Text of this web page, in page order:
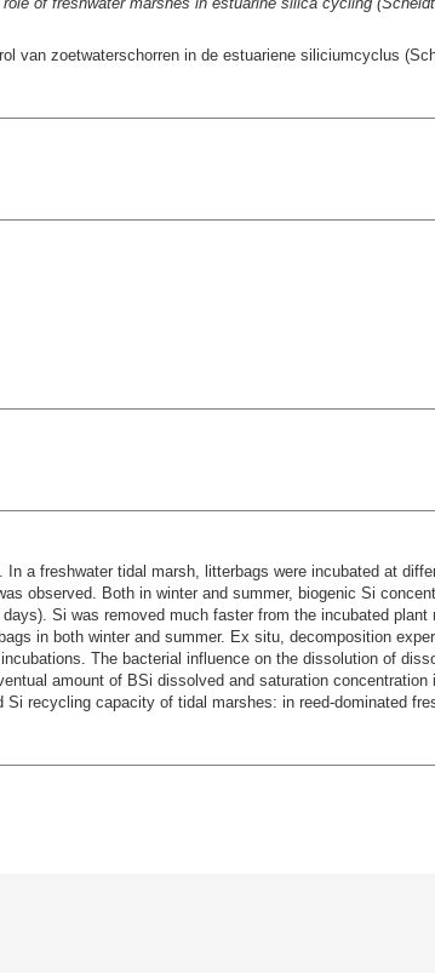
van zoetwaterschorren in de estuariene siliciumcyclus
In a freshwater tidal marsh, litterbags were incubated at
observed. Both in winter and summer, biogenic Si
Si was removed much faster from the incubated plant
in both winter and summer. Ex situ, decomposition
The bacterial influence on the dissolution of
amount of BSi dissolved and saturation concentration
Si recycling capacity of tidal marshes: in reed-dominated